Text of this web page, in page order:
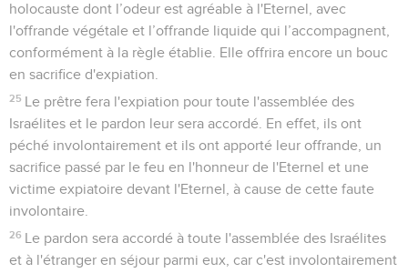
holocauste dont l’odeur est agréable à l'Eternel, avec
l'offrande végétale et l’offrande liquide qui l’accompagnent,
conformément à la règle établie. Elle offrira encore un bouc
en sacrifice d'expiation.
25 Le prêtre fera l'expiation pour toute l'assemblée des
Israélites et le pardon leur sera accordé. En effet, ils ont
péché involontairement et ils ont apporté leur offrande, un
sacrifice passé par le feu en l'honneur de l'Eternel et une
victime expiatoire devant l'Eternel, à cause de cette faute
involontaire.
26 Le pardon sera accordé à toute l'assemblée des Israélites
et à l'étranger en séjour parmi eux, car c'est involontairement